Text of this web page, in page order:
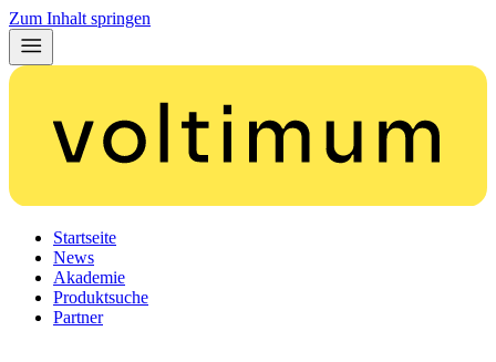
Zum Inhalt springen
Startseite
News
Akademie
Produktsuche
Partner